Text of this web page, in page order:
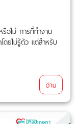
อไม่ การที่ทำงาน
ดยไม่รู้ตัว แต่สำหรับ
อ่าน